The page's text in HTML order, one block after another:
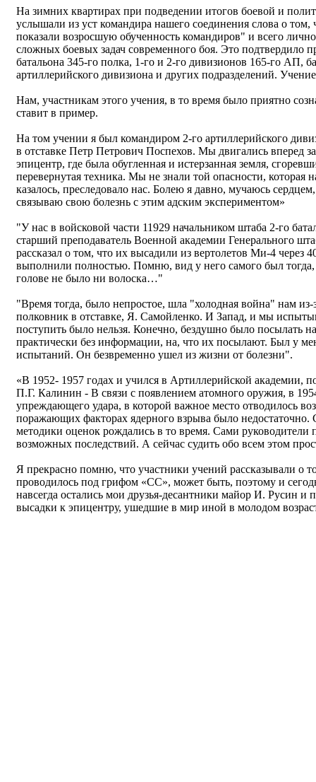
На зимних квартирах при подведении итогов боевой и
услышали из уст командира нашего соединения слова о том,
показали возросшую обученность командиров" и всего
сложных боевых задач современного боя. Это подтвердило
батальона 345-го полка, 1-го и 2-го дивизионов 165-го АП,
артиллерийского дивизиона и других подразделений.
Нам, участникам этого учения, в то время было приятно
ставит в пример.
На том учении я был командиром 2-го артиллерийского
в отставке Петр Петрович Поспехов. Мы двигались вперед
эпицентр, где была обугленная и истерзанная земля,
перевернутая техника. Мы не знали той опасности, которая
казалось, преследовало нас. Болею я давно, мучаюсь
связываю свою болезнь с этим адским экспериментом»
"У нас в войсковой части 11929 начальником штаба 2-го
старший преподаватель Военной академии Генерального
рассказал о том, что их высадили из вертолетов Ми-4 через
выполнили полностью. Помню, вид у него самого был тогда,
голове не было ни волоска…"
"Время тогда, было непростое, шла "холодная война" нам
полковник в отставке, Я. Самойленко. И Запад, и мы
поступить было нельзя. Конечно, бездушно было посылать
практически без информации, на, что их посылают. Был у
испытаний. Он безвременно ушел из жизни от болезни".
«В 1952- 1957 годах и учился в Артиллерийской академии,
П.Г. Калинин - В связи с появлением атомного оружия, в
упреждающего удара, в которой важное место отводилось
поражающих факторах ядерного взрыва было
методики оценок рождались в то время. Сами руководители
возможных последствий. А сейчас судить обо всем этом
Я прекрасно помню, что участники учений рассказывали о
проводилось под грифом «СС», может быть, поэтому и
навсегда остались мои друзья-десантники майор И. Русин и
высадки к эпицентру, ушедшие в мир иной в молодом